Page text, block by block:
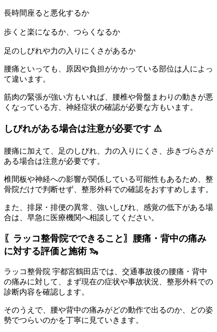
長時間座ると悪化するか
歩くと楽になるか、つらくなるか
足のしびれや力の入りにくさがあるか
腰痛といっても、原因や負担がかかっている部位は人によっ
て違います。
筋肉の緊張が強い方もいれば、腰椎や骨盤まわりの動きが悪
くなっている方、神経症状の確認が必要な方もいます。
しびれがある場合は注意が必要です ⚠️
腰痛に加えて、足のしびれ、力の入りにくさ、歩きづらさが
ある場合は注意が必要です。
椎間板や神経への影響が関係している可能性もあるため、整
骨院だけで判断せず、整形外科での確認をおすすめします。
また、排尿・排便の異常、強いしびれ、感覚の低下がある場
合は、早急に医療機関へ相談してください。
〖ラッコ整骨院でできること〗腰痛・背中の痛み
に対する評価と施術 🦦
ラッコ整骨院 宇都宮鶴田店では、交通事故後の腰痛・背中
の痛みに対して、まず現在の症状や事故状況、整形外科での
診断内容を確認します。
そのうえで、腰や背中の痛みがどの動作で出るのか、どの姿
勢でつらいのかを丁寧に見ていきます。